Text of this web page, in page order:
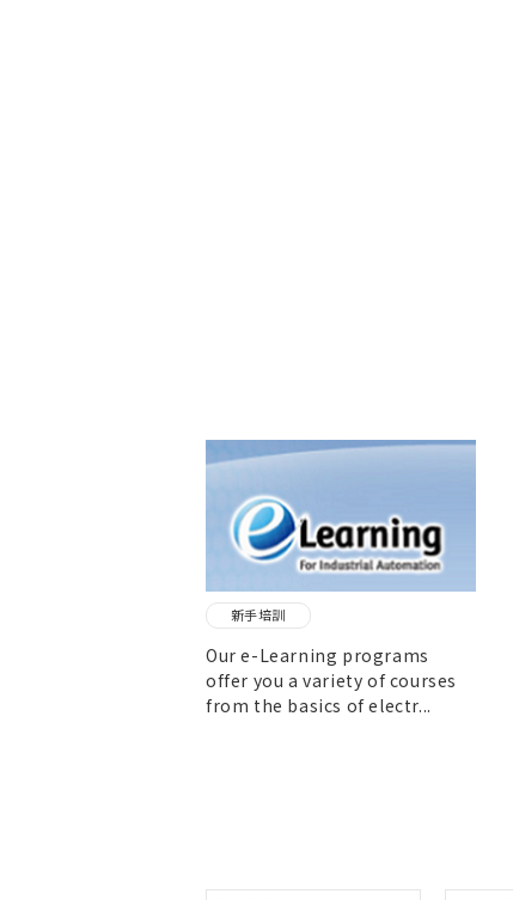
新手培訓
Our e-Learning programs
offer you a variety of courses
from the basics of electr...